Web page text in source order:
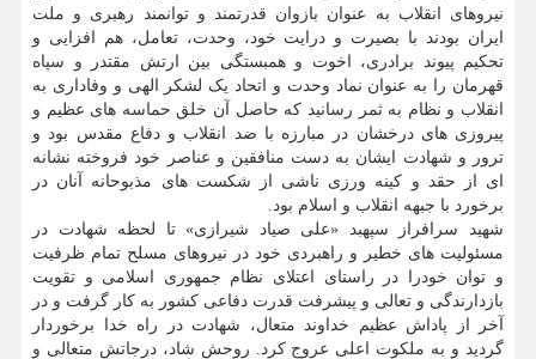
نیروهای انقلاب به عنوان بازوان قدرتمند و توانمند رهبری و ملت
ایران بودند با بصیرت و درایت خود، وحدت، تعامل، هم افزایی و
تحکیم پیوند برادری، اخوت و همبستگی بین ارتش مقتدر و سپاه
قهرمان را به عنوان نماد وحدت و اتحاد یک لشکر الهی و وفاداری به
انقلاب و نظام به ثمر رسانید که حاصل آن خلق حماسه های عظیم و
پیروزی های درخشان در مبارزه با ضد انقلاب و دفاع مقدس بود و
ترور و شهادت ایشان به دست منافقین و عناصر خود فروخته نشانه
ای از حقد و کینه ورزی ناشی از شکست های مذبوحانه آنان در
برخورد با جبهه انقلاب و اسلام بود.
شهید سرافراز سپهبد «علی صیاد شیرازی» تا لحظه شهادت در
مسئولیت های خطیر و راهبردی خود در نیروهای مسلح تمام ظرفیت
و توان خودرا در راستای اعتلای نظام جمهوری اسلامی و تقویت
بازدارندگی و تعالی و پیشرفت قدرت دفاعی کشور به کار گرفت و در
آخر از پاداش عظیم خداوند متعال، شهادت در راه خدا برخوردار
گردید و به ملکوت اعلی عروج کرد. روحش شاد، درجاتش متعالی و